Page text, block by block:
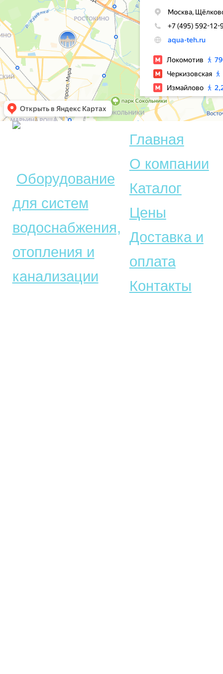
Оборудование
для систем
водоснабжения,
отопления и
канализации
Главная
О компании
Каталог
Цены
Доставка и
оплата
Контакты